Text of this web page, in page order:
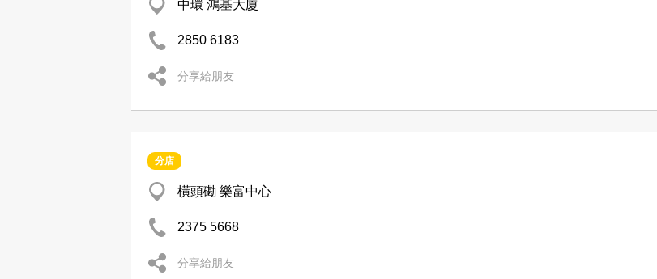
中環 鴻基大廈
2850 6183
分享給朋友
分店
橫頭磡 樂富中心
2375 5668
分享給朋友